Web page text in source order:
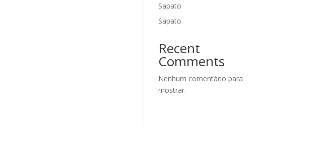
Sapato
Sapato
Recent
Comments
Nenhum comentário para
mostrar.